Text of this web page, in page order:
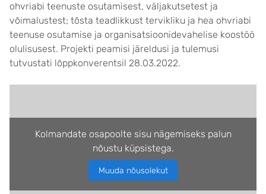
ohvriabi teenuste osutamisest, väljakutsetest ja
võimalustest; tõsta teadlikkust tervikliku ja hea ohvriabi
teenuse osutamise ja organisatsioonidevahelise koostöö
olulisusest. Projekti peamisi järeldusi ja tulemusi
tutvustati lõppkonverentsil 28.03.2022.
Kolmandate osapoolte sisu nägemiseks palun
nõustu küpsistega.
Muuda nõusolekut